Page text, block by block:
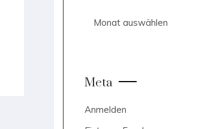
Meta
Anmelden